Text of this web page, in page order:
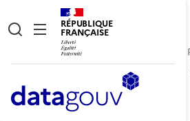
RÉPUBLIQUE
FRANÇAISE